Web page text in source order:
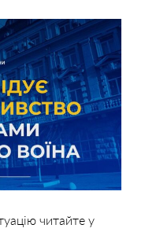
читайте у